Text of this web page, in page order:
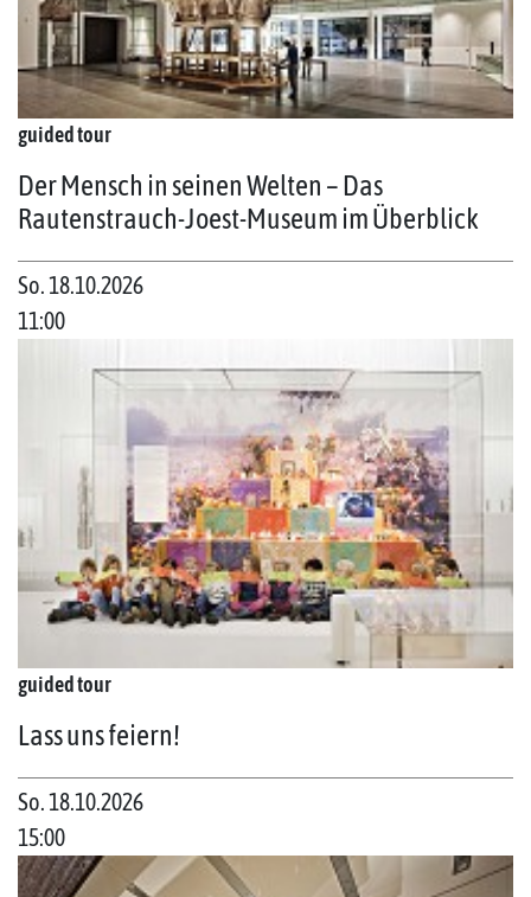
guided tour
Der Mensch in seinen Welten – Das
Rautenstrauch-Joest-Museum im Überblick
So. 18.10.2026
11:00
guided tour
Lass uns feiern!
So. 18.10.2026
15:00